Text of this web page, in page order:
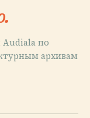
Audiala по
архивам